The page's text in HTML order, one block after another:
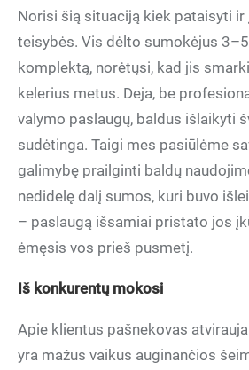
Norisi šią situaciją kiek pataisyti ir
teisybės. Vis dėlto sumokėjus
komplektą, norėtųsi, kad jis
kelerius metus. Deja, be
valymo paslaugų, baldus išlaikyti
sudėtinga. Taigi mes pasiūlėme
galimybę prailginti baldų
nedidelę dalį sumos, kuri buvo
– paslaugą išsamiai pristato jos
ėmęsis vos prieš pusmetį.
Iš konkurentų mokosi
Apie klientus pašnekovas
yra mažus vaikus auginančios